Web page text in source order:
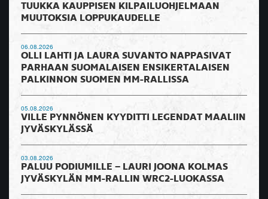
TUUKKA KAUPPISEN KILPAILUOHJELMAAN
MUUTOKSIA LOPPUKAUDELLE
06.08.2026
OLLI LAHTI JA LAURA SUVANTO NAPPASIVAT
PARHAAN SUOMALAISEN ENSIKERTALAISEN
PALKINNON SUOMEN MM-RALLISSA
05.08.2026
VILLE PYNNÖNEN KYYDITTI LEGENDAT MAALIIN
JYVÄSKYLÄSSÄ
03.08.2026
PALUU PODIUMILLE – LAURI JOONA KOLMAS
JYVÄSKYLÄN MM-RALLIN WRC2-LUOKASSA